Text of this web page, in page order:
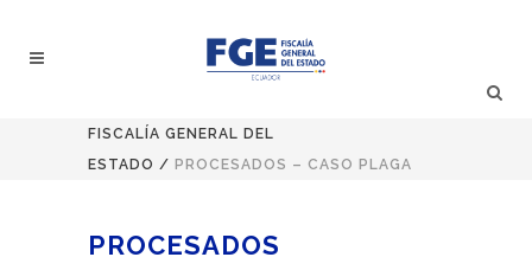
FISCALÍA GENERAL DEL
ESTADO / PROCESADOS – CASO PLAGA
PROCESADOS